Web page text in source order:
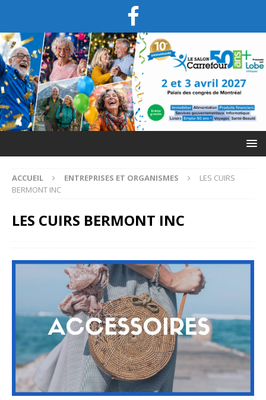
ACCUEIL ENTREPRISES ET ORGANISMES
LES CUIRS
BERMONT INC
LES CUIRS BERMONT INC